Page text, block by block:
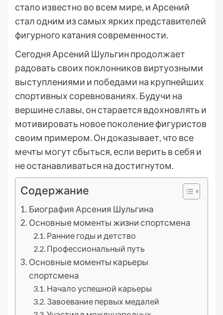
стало известно во всем мире, и Арсений
стал одним из самых ярких представителей
фигурного катания современности.
Сегодня Арсений Шульгин продолжает
радовать своих поклонников виртуозными
выступлениями и победами на крупнейших
спортивных соревнованиях. Будучи на
вершине славы, он старается вдохновлять и
мотивировать новое поколение фигуристов
своим примером. Он доказывает, что все
мечты могут сбыться, если верить в себя и
не останавливаться на достигнутом.
Содержание
Биография Арсения Шульгина
Основные моменты жизни спортсмена
Ранние годы и детство
Профессиональный путь
Основные моменты карьеры
спортсмена
Начало успешной карьеры
Завоевание первых медалей